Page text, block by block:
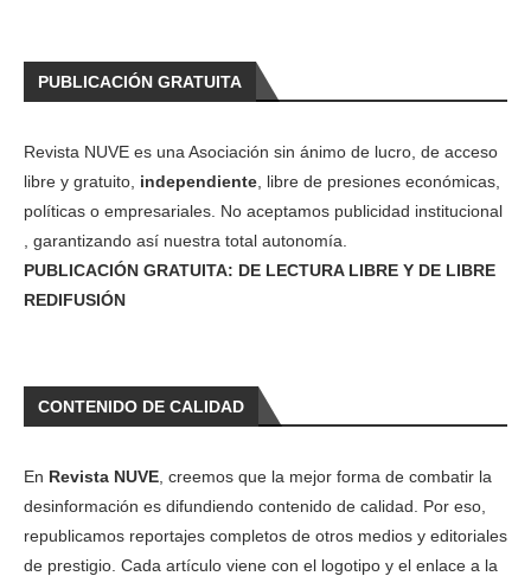
PUBLICACIÓN GRATUITA
Revista NUVE es una Asociación sin ánimo de lucro, de acceso
libre y gratuito, independiente , libre de presiones económicas,
políticas o empresariales. No aceptamos publicidad institucional
, garantizando así nuestra total autonomía.
PUBLICACIÓN GRATUITA: DE LECTURA LIBRE Y DE LIBRE
REDIFUSIÓN
CONTENIDO DE CALIDAD
En Revista NUVE , creemos que la mejor forma de combatir la
desinformación es difundiendo contenido de calidad. Por eso,
republicamos reportajes completos de otros medios y editoriales
de prestigio. Cada artículo viene con el logotipo y el enlace a la